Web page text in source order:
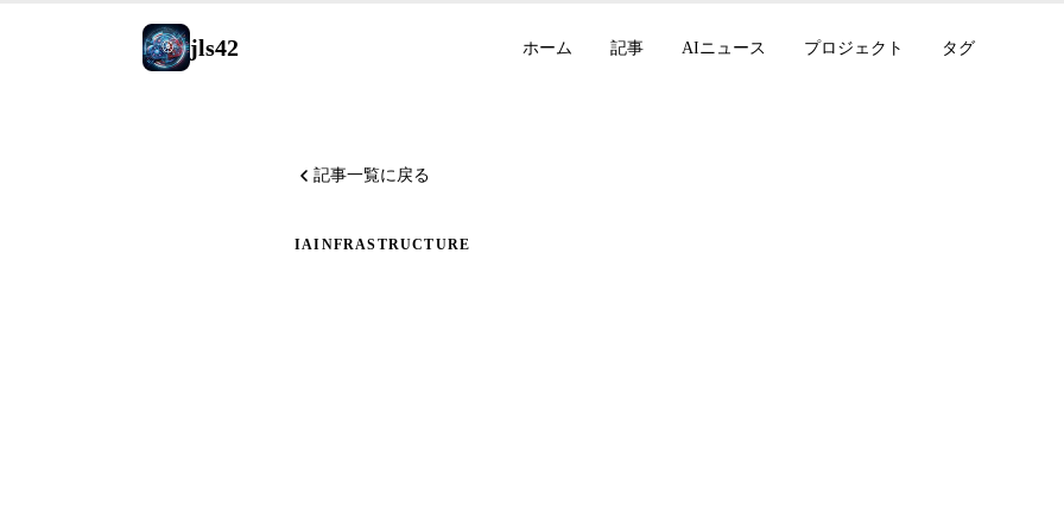
jls42 ホーム 記事 AIニュース プロジェクト タグ
記事一覧に戻る
IAINFRASTRUCTURE